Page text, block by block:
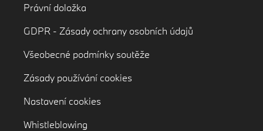
Právní doložka
GDPR - Zásady ochrany osobních údajů
Všeobecné podmínky soutěže
Zásady používání cookies
Nastavení cookies
Whistleblowing